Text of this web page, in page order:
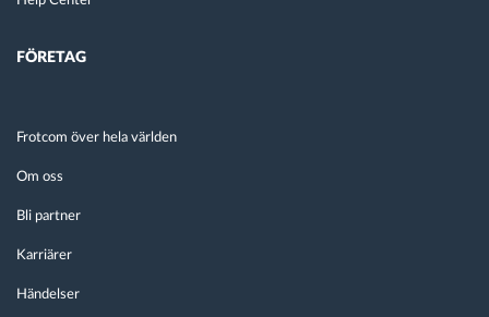
FÖRETAG
Frotcom över hela världen
Om oss
Bli partner
Karriärer
Händelser